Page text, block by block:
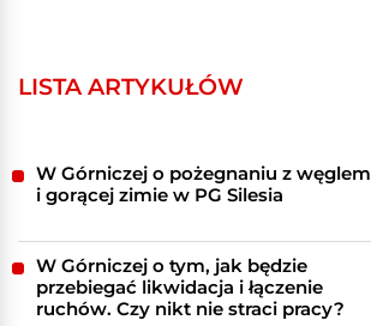
LISTA ARTYKUŁÓW
W Górniczej o pożegnaniu z węglem
i gorącej zimie w PG Silesia
W Górniczej o tym, jak będzie
przebiegać likwidacja i łączenie
ruchów. Czy nikt nie straci pracy?